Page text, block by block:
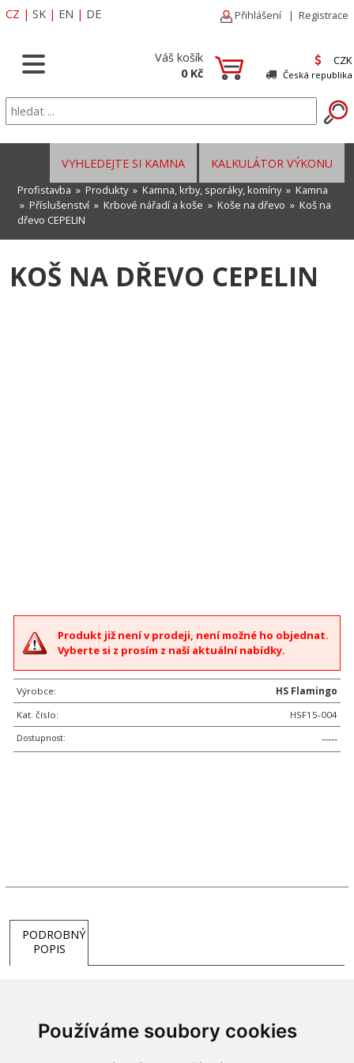
Používáme soubory cookies
CZ | SK | EN | DE Přihlášení | Registrace
Váš košík
0 Kč
CZK
Česká republika
KALKULÁTOR VÝKONU
VYHLEDEJTE SI KAMNA
Profistavba » Produkty» Kamna, krby, sporáky, komíny» Kamna
» Příslušenství » Krbové nářadí a koše » Koše na dřevo » Koš na
dřevo CEPELIN
KOŠ NA DŘEVO CEPELIN
Produkt již není v prodeji, není možné ho objednat.
Vyberte si z prosím z naší aktuální nabídky.
Výrobce:
HS Flamingo
Kat. číslo:
HSF15-004
Dostupnost:
-----
PODROBNÝ
POPIS